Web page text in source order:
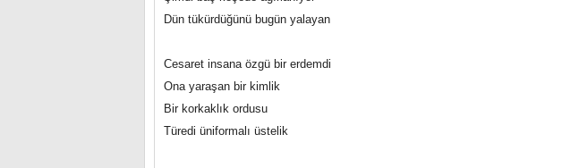
Dün tükürdüğünü bugün yalayan
Cesaret insana özgü bir erdemdi
Ona yaraşan bir kimlik
Bir korkaklık ordusu
Türedi üniformalı üstelik